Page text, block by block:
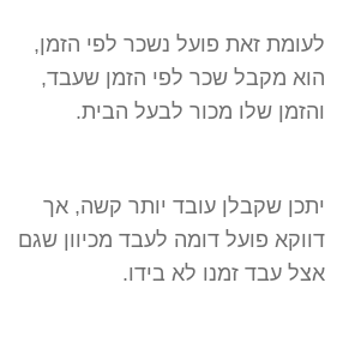
לעומת זאת פועל נשכר לפי הזמן,
הוא מקבל שכר לפי הזמן שעבד,
והזמן שלו מכור לבעל הבית.
יתכן שקבלן עובד יותר קשה, אך
דווקא פועל דומה לעבד מכיוון שגם
אצל עבד זמנו לא בידו.